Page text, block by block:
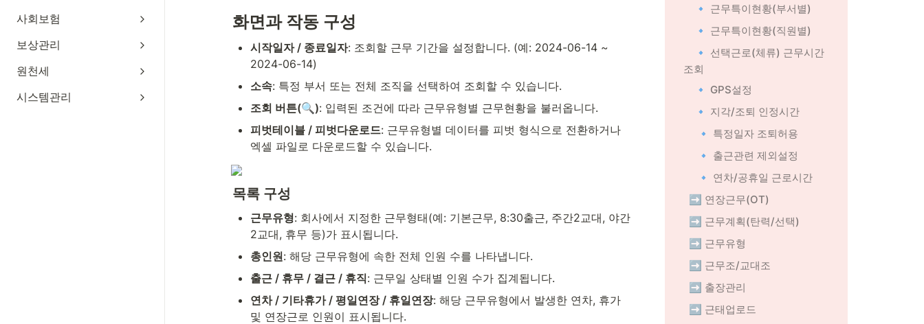
사회보험
보상관리
원천세
시스템관리
화면과 작동 구성
시작일자 / 종료일자: 조회할 근무 기간을 설정합니다. (예: 2024-06-14 ~
2024-06-14)
소속: 특정 부서 또는 전체 조직을 선택하여 조회할 수 있습니다.
조회 버튼(🔍): 입력된 조건에 따라 근무유형별 근무현황을 불러옵니다.
피벗테이블 / 피벗다운로드: 근무유형별 데이터를 피벗 형식으로 전환하거나
엑셀 파일로 다운로드할 수 있습니다.
목록 구성
근무유형: 회사에서 지정한 근무형태(예: 기본근무, 8:30출근, 주간2교대, 야간
2교대, 휴무 등)가 표시됩니다.
총인원: 해당 근무유형에 속한 전체 인원 수를 나타냅니다.
출근 / 휴무 / 결근 / 휴직: 근무일 상태별 인원 수가 집계됩니다.
연차 / 기타휴가 / 평일연장 / 휴일연장: 해당 근무유형에서 발생한 연차, 휴가
및 연장근로 인원이 표시됩니다.
🔹 근무특이현황(부서별)
🔹 근무특이현황(직원별)
🔹 선택근로(체류) 근무시간
조회
🔹 GPS설정
🔹 지각/조퇴 인정시간
🔹 특정일자 조퇴허용
🔹 출근관련 제외설정
🔹 연차/공휴일 근로시간
➡️ 연장근무(OT)
➡️ 근무계획(탄력/선택)
➡️ 근무유형
➡️ 근무조/교대조
➡️ 출장관리
➡️ 근태업로드